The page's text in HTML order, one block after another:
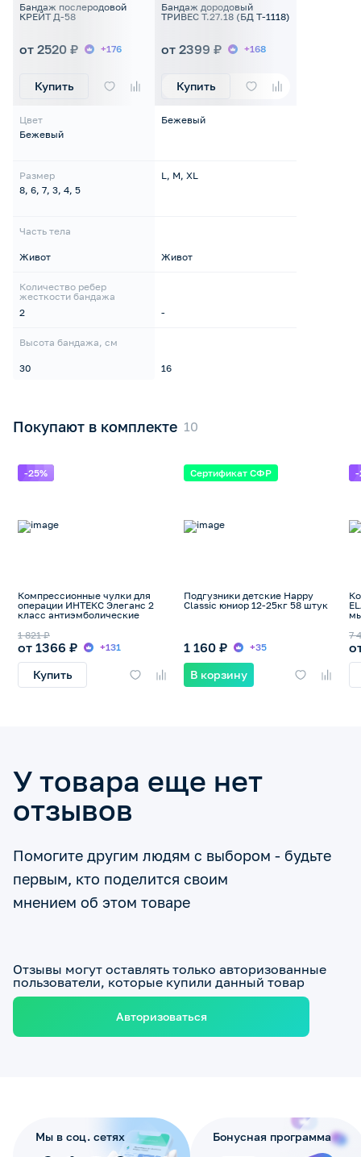
Бандаж послеродовой
КРЕЙТ Д-58
от 2520 ₽ +176
Купить
Цвет
Бежевый
Размер
8, 6, 7, 3, 4, 5
Часть тела
Живот
Количество ребер
жесткости бандажа
2
Высота бандажа, см
30
Бандаж дородовый
ТРИВЕС Т.27.18 (БД Т-1118)
от 2399 ₽ +168
Купить
Бежевый
L, M, XL
Живот
-
16
Покупают в комплекте
-25%
Компрессионные чулки для
операции ИНТЕКС Элеганс 2
класс антиэмболические
от 1366 ₽
1 821 ₽
+131
Купить
Сертификат СФР
Подгузники детские Happy
Classic юниор 12-25кг 58 штук
1 160 ₽ +35
В корзину
-
7
У товара еще нет
отзывов
Помогите другим людям с выбором - будьте
первым, кто поделится своим
мнением об этом товаре
Отзывы могут оставлять только авторизованные
пользователи, которые купили данный товар
Авторизоваться
Мы в соц. сетях Бонусная программа